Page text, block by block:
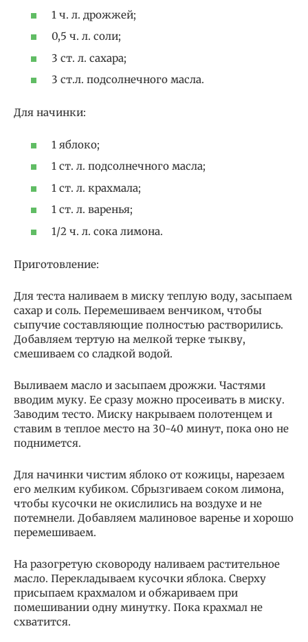
1 ч. л. дрожжей;
0,5 ч. л. соли;
3 ст. л. сахара;
3 ст.л. подсолнечного масла.
Для начинки:
1 яблоко;
1 ст. л. подсолнечного масла;
1 ст. л. крахмала;
1 ст. л. варенья;
1/2 ч. л. сока лимона.
Приготовление:
Для теста наливаем в миску теплую воду, засыпаем
сахар и соль. Перемешиваем венчиком, чтобы
сыпучие составляющие полностью растворились.
Добавляем тертую на мелкой терке тыкву,
смешиваем со сладкой водой.
Выливаем масло и засыпаем дрожжи. Частями
вводим муку. Ее сразу можно просеивать в миску.
Заводим тесто. Миску накрываем полотенцем и
ставим в теплое место на 30-40 минут, пока оно не
поднимется.
Для начинки чистим яблоко от кожицы, нарезаем
его мелким кубиком. Сбрызгиваем соком лимона,
чтобы кусочки не окислились на воздухе и не
потемнели. Добавляем малиновое варенье и хорошо
перемешиваем.
На разогретую сковороду наливаем растительное
масло. Перекладываем кусочки яблока. Сверху
присыпаем крахмалом и обжариваем при
помешивании одну минутку. Пока крахмал не
схватится.